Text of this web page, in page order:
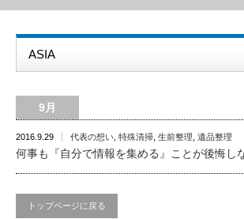
ASIA
9月
2016.9.29 代表の想い 特殊清掃 生前整理 遺品整理
何事も『自分で情報を集める』ことが後悔し
トップページに戻る